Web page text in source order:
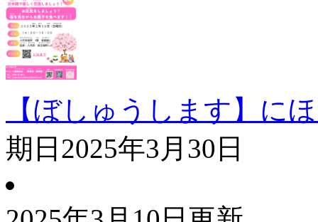
【ぼしゅうします】に
期日 2025年3月30日